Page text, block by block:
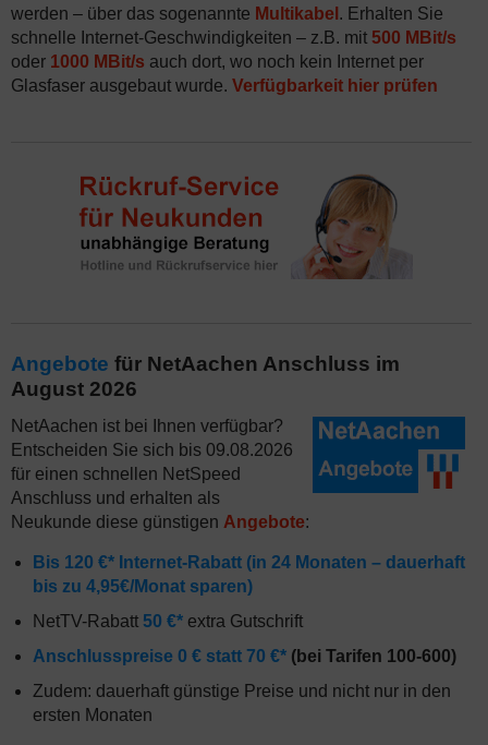
werden – über das sogenannte Multikabel . Erhalten Sie
schnelle Internet-Geschwindigkeiten – z.B. mit 500 MBit/s
oder 1000 MBit/s auch dort, wo noch kein Internet per
Glasfaser ausgebaut wurde. Verfügbarkeit hier prüfen
Angebote für NetAachen Anschluss im
August 2026
NetAachen ist bei Ihnen verfügbar?
Entscheiden Sie sich bis 09.08.2026
für einen schnellen NetSpeed
Anschluss und erhalten als
Neukunde diese günstigen Angebote:
Bis 120 €* Internet-Rabatt (in 24 Monaten – dauerhaft
bis zu 4,95€/Monat sparen)
NetTV-Rabatt 50 €* extra Gutschrift
Anschlusspreise 0 € statt 70 €* (bei Tarifen 100-600)
Zudem: dauerhaft günstige Preise und nicht nur in den
ersten Monaten